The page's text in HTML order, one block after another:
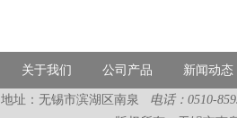
关于我们 公司产品 新闻动态
地址：无锡市滨湖区南泉 电话：0510-